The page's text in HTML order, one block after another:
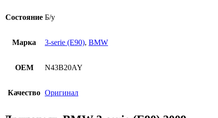
Состояние Б/у
Марка 3-serie (E90), BMW
OEM N43B20AY
Качество Оригинал